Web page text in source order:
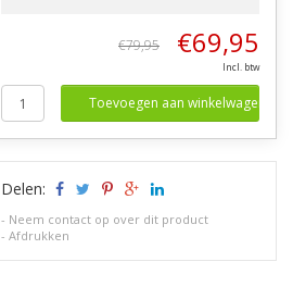
€79,95 €69,95
Incl. btw
Toevoegen aan winkelwagen
Delen:
- Neem contact op over dit product
-Afdrukken